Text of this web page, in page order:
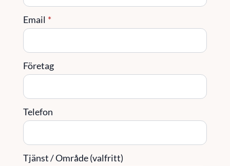
Email *
Företag
Telefon
Tjänst / Område (valfritt)